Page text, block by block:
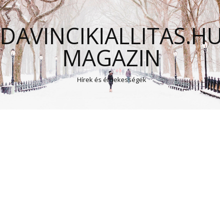
MAGAZIN
Hírek és érdekességek